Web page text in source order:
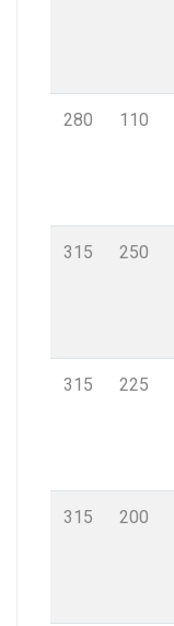
280 110
315 250
315 225
315 200